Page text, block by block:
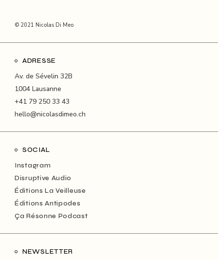
© 2021 Nicolas Di Meo
ADRESSE
Av. de Sévelin 32B
1004 Lausanne
+41 79 250 33 43
hello@nicolasdimeo.ch
SOCIAL
Instagram
Disruptive Audio
Éditions La Veilleuse
Éditions Antipodes
Ça Résonne Podcast
NEWSLETTER